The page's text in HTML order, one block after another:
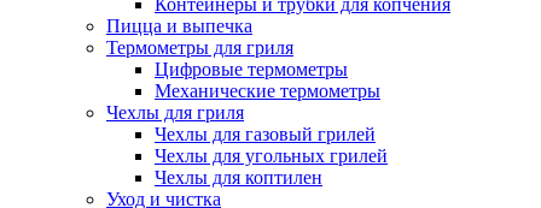
Пицца и выпечка
Термометры для гриля
Цифровые термометры
Механические термометры
Чехлы для гриля
Чехлы для газовый грилей
Чехлы для угольных грилей
Чехлы для коптилен
Уход и чистка